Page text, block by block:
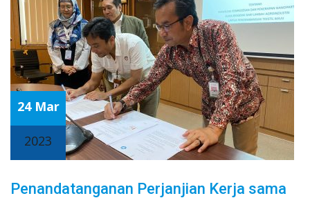
24 Mar
2023
Penandatanganan Perjanjian Kerja sama